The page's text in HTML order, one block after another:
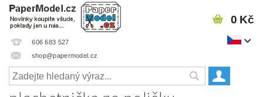
606 683 527
shop@papermodel.cz
0 Kč